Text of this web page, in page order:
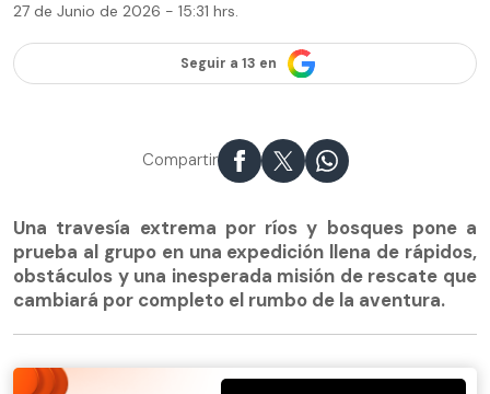
27 de Junio de 2026 - 15:31 hrs.
Seguir a 13 en
Compartir
Una travesía extrema por ríos y bosques pone a
prueba al grupo en una expedición llena de rápidos,
obstáculos y una inesperada misión de rescate que
cambiará por completo el rumbo de la aventura.